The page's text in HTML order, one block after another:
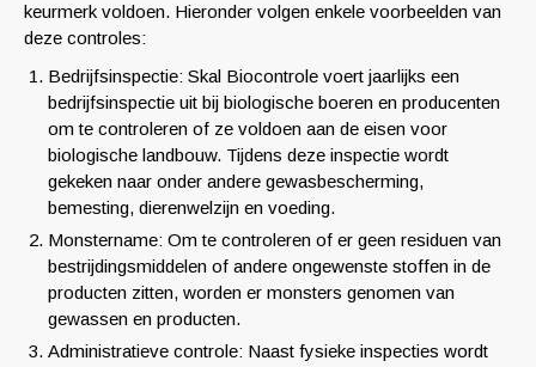
keurmerk voldoen. Hieronder volgen enkele voorbeelden van
deze controles:
Bedrijfsinspectie: Skal Biocontrole voert jaarlijks een
bedrijfsinspectie uit bij biologische boeren en producenten
om te controleren of ze voldoen aan de eisen voor
biologische landbouw. Tijdens deze inspectie wordt
gekeken naar onder andere gewasbescherming,
bemesting, dierenwelzijn en voeding.
Monstername: Om te controleren of er geen residuen van
bestrijdingsmiddelen of andere ongewenste stoffen in de
producten zitten, worden er monsters genomen van
gewassen en producten.
Administratieve controle: Naast fysieke inspecties wordt